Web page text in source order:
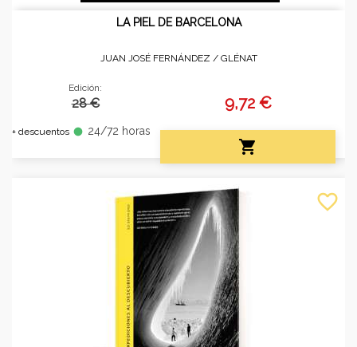
LA PIEL DE BARCELONA
JUAN JOSÉ FERNÁNDEZ / GLÉNAT
Edición:
28 €
+ descuentos fiber_manual_record 24/72 horas
9,72 €

favorite_border